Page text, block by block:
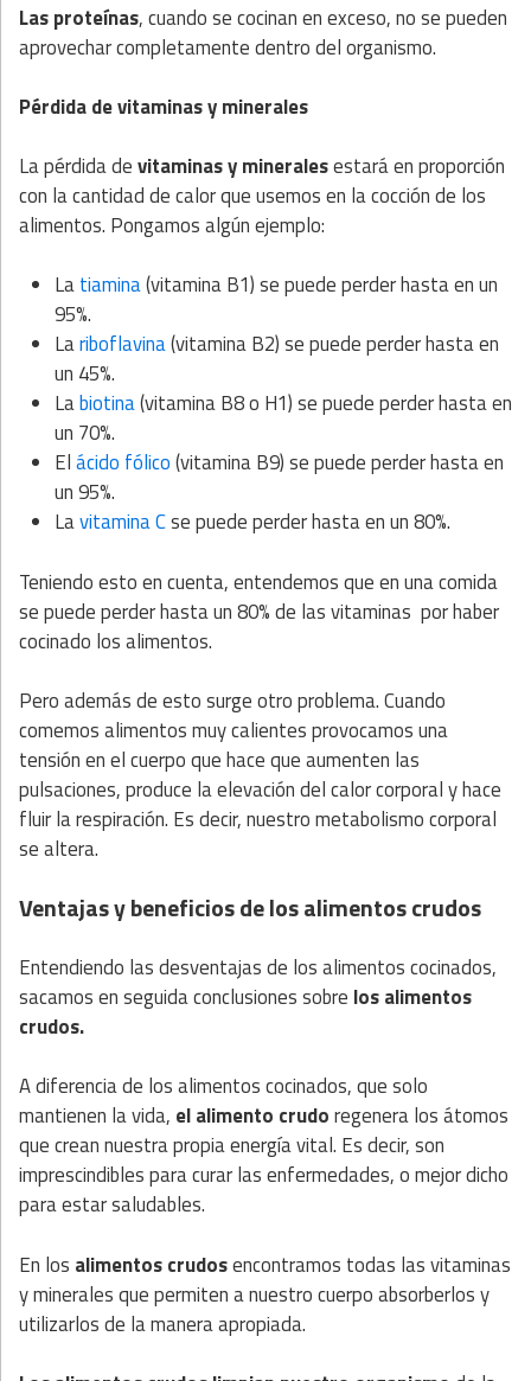
Las proteínas, cuando se cocinan en exceso, no se pueden
aprovechar completamente dentro del organismo.
Pérdida de vitaminas y minerales
La pérdida devitaminas y mineralesestará en proporción
con la cantidad de calor que usemos en la cocción de los
alimentos. Pongamos algún ejemplo:
Latiamina(vitamina B1) se puede perder hasta en un
95%.
Lariboflavina(vitamina B2) se puede perder hasta en
un 45%.
Labiotina(vitamina B8 o H1) se puede perder hasta en
un 70%.
Elácido fólico(vitamina B9) se puede perder hasta en
un 95%.
Lavitamina Cse puede perder hasta en un 80%.
Teniendo esto en cuenta, entendemos que en una comida
se puede perder hasta un 80% de las vitaminas por haber
cocinado los alimentos.
Pero además de esto surge otro problema. Cuando
comemos alimentos muy calientes provocamos una
tensión en el cuerpo que hace que aumenten las
pulsaciones, produce la elevación del calor corporal y hace
fluir la respiración. Es decir, nuestro metabolismo corporal
se altera.
Ventajas y beneficios de los alimentos crudos
Entendiendo las desventajas de los alimentos cocinados,
sacamos en seguida conclusiones sobre los alimentos
crudos.
A diferencia de los alimentos cocinados, que solo
mantienen la vida, el alimento crudoregenera los átomos
que crean nuestra propia energía vital. Es decir, son
imprescindibles para curar las enfermedades, o mejor dicho
para estar saludables.
En los alimentos crudosencontramos todas las vitaminas
y minerales que permiten a nuestro cuerpo absorberlos y
utilizarlos de la manera apropiada.